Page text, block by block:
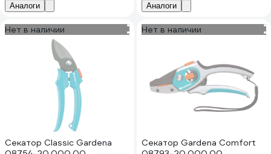
Аналоги Аналоги
Нет в наличии
Секатор Classic Gardena
Нет в наличии
Секатор Gardena Comfort